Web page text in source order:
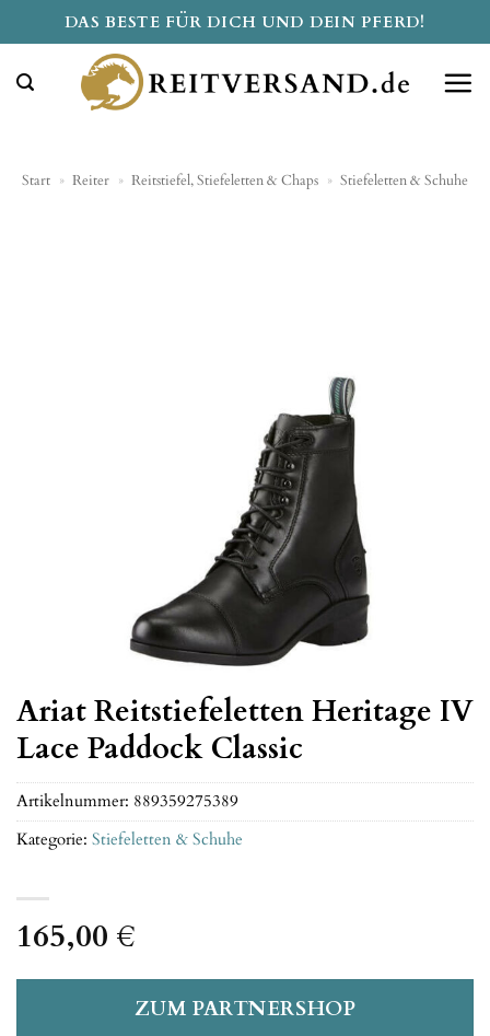
Inhalt
springen
DAS BESTE FÜR DICH UND DEIN PFERD!
Start » Reiter » Reitstiefel, Stiefeletten & Chaps » Stiefeletten & Schuhe
Ariat Reitstiefeletten Heritage IV
Lace Paddock Classic
165,00 €
ZUM PARTNERSHOP
Artikelnummer: 889359275389
Kategorie: Stiefeletten & Schuhe